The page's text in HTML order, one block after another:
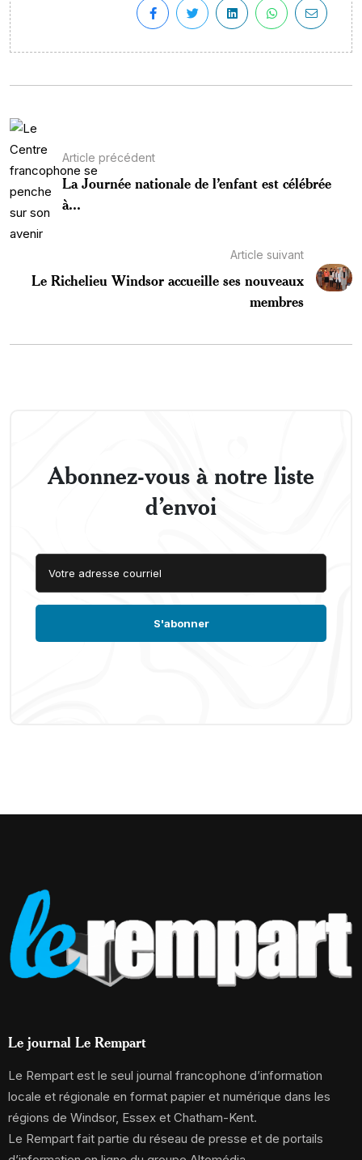
Article précédent
La Journée nationale de l’enfant est célébrée
à...
Article suivant
Le Richelieu Windsor accueille ses nouveaux
membres
Abonnez-vous à notre liste
d’envoi
Le journal Le Rempart
Le Rempart est le seul journal francophone d’information
locale et régionale en format papier et numérique dans les
régions de Windsor, Essex et Chatham-Kent.
Le Rempart fait partie du réseau de presse et de portails